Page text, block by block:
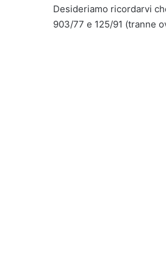
Desideriamo ricordarvi
903/77 e 125/91 (tranne